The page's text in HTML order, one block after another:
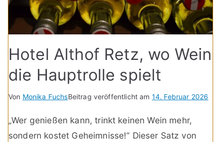
Hotel Althof Retz, wo Wein
die Hauptrolle spielt
Von Monika FuchsBeitrag veröffentlicht am 14. Februar 2026
„Wer genießen kann, trinkt keinen Wein mehr,
sondern kostet Geheimnisse!“ Dieser Satz von